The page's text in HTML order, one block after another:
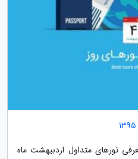
تورهای متداول اردبیهشت ماه